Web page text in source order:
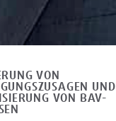
VON
UND
VON BAV-